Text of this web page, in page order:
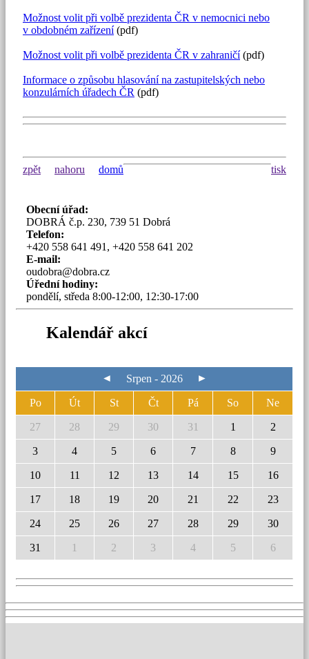
Možnost volit při volbě prezidenta ČR v nemocnici nebo
v obdobném zařízení(pdf)
Možnost volit při volbě prezidenta ČR v zahraničí(pdf)
Informace o způsobu hlasování na zastupitelských nebo
konzulárních úřadech ČR (pdf)
zpět nahoru domů tisk
Obecní úřad:
DOBRÁ č.p. 230, 739 51 Dobrá
Telefon:
+420 558 641 491, +420 558 641 202
E-mail:
oudobra@dobra.cz
Úřední hodiny:
pondělí, středa 8:00-12:00, 12:30-17:00
Kalendář akcí
◄ Srpen - 2026 ►
Po Út St Čt Pá So Ne
27 28 29 30 31 1 2
3 4 5 6 7 8 9
10 11 12 13 14 15 16
17 18 19 20 21 22 23
24 25 26 27 28 29 30
31 1 2 3 4 5 6